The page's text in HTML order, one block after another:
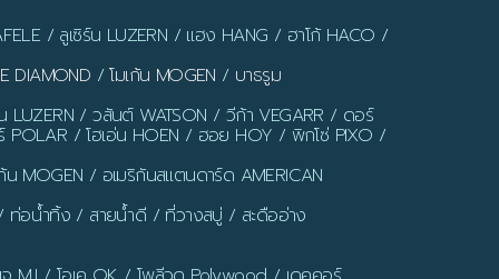
/ ลูเซิร์น LUZERN / แฮง HANG / ฮาโก้ HACO /
DIAMOND /โมเก้น MOGEN / บาธรูม
LUZERN / วสันต์ WATSON / วีก้า VEGARR / ดอร์
POLAR / โฮเอ่น HOEN / ฮอย HOY / พิกโซ่ PIXO /
MOGEN / อเมริกันสแตนดาร์ด AMERICAN
ท่อน้ำทิ้ง / สายน้ำดี / ที่วางสบู่ / สะดืออ่าง